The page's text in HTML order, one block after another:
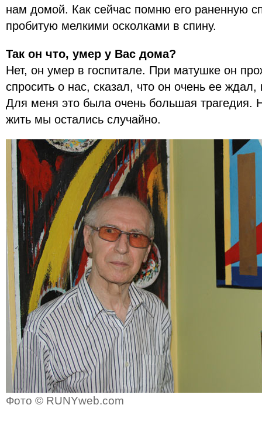
нам домой. Как сейчас помню его раненную
пробитую мелкими осколками в спину.
Так он что, умер у Вас дома?
Нет, он умер в госпитале. При матушке он
спросить о нас, сказал, что он очень ее
Для меня это была очень большая трагедия.
жить мы остались случайно.
Фото © RUNYweb.com